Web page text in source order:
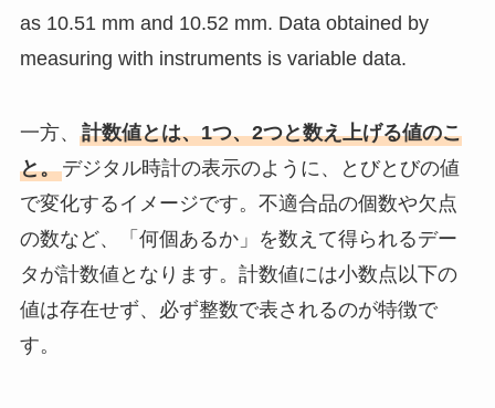
as 10.51 mm and 10.52 mm. Data obtained by
measuring with instruments is variable data.
一方、 計数値とは、1つ、2つと数え上げる値のこ
と。デジタル時計の表示のように、とびとびの値
で変化するイメージです。不適合品の個数や欠点
の数など、「何個あるか」を数えて得られるデー
タが計数値となります。計数値には小数点以下の
値は存在せず、必ず整数で表されるのが特徴で
す。